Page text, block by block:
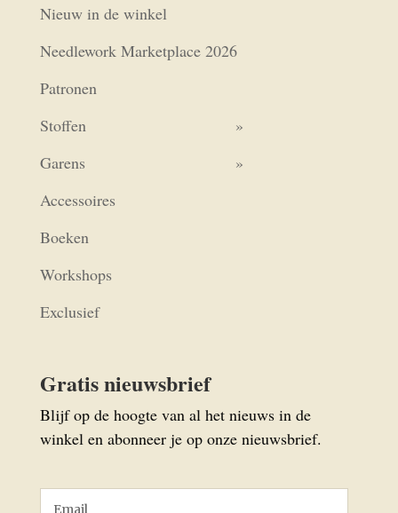
Nieuw in de winkel
Needlework Marketplace 2026
Patronen
Stoffen
Garens
Accessoires
Boeken
Workshops
Exclusief
Gratis nieuwsbrief
Blijf op de hoogte van al het nieuws in de
winkel en abonneer je op onze nieuwsbrief.